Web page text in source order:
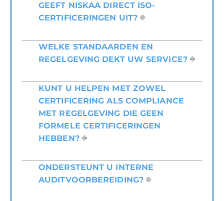
GEEFT NISKAA DIRECT ISO-
CERTIFICERINGEN UIT?
WELKE STANDAARDEN EN
REGELGEVING DEKT UW SERVICE?
KUNT U HELPEN MET ZOWEL
CERTIFICERING ALS COMPLIANCE
MET REGELGEVING DIE GEEN
FORMELE CERTIFICERINGEN
HEBBEN?
ONDERSTEUNT U INTERNE
AUDITVOORBEREIDING?